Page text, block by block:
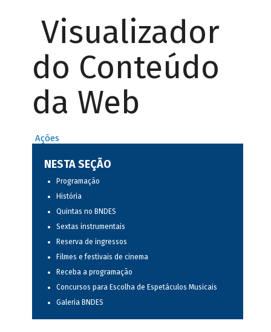
Visualizador
do Conteúdo
da Web
Ações
NESTA SEÇÃO
Programação
História
Quintas no BNDES
Sextas instrumentais
Reserva de ingressos
Filmes e festivais de cinema
Receba a programação
Concursos para Escolha de Espetáculos Musicais
Galeria BNDES